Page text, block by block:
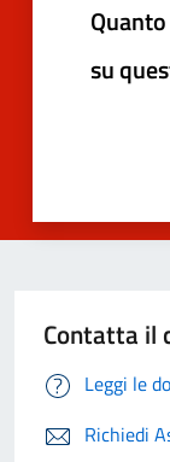
su
Contatta il
Leggi le
Richiedi